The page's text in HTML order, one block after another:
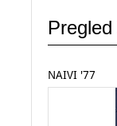
NAIVI '77